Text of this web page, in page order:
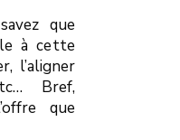
que
à cette
l’aligner
Bref,
que